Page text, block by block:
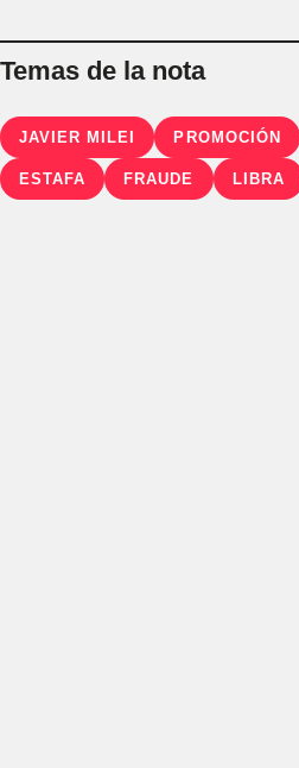
Temas de la nota
JAVIER MILEI PROMOCIÓN
ESTAFA FRAUDE LIBRA